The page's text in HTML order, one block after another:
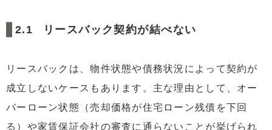
リースバック契約が結べない
リースバックは、物件状態や債務状況によって契約が
成立しないケースもあります。主な理由として、オー
バーローン状態（売却価格が住宅ローン残債を下回
る）や家賃保証会社の審査に通らないことが挙げられ